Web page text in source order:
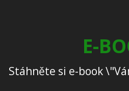
E-
Stáhněte si e-book